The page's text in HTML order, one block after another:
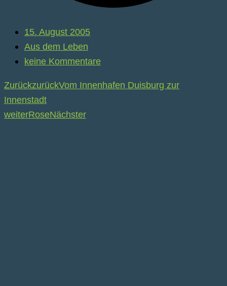
15. August 2005
Aus dem Leben
keine Kommentare
ZurückzurückVom Innenhafen Duisburg zur
Innenstadt
weiterRoseNächster